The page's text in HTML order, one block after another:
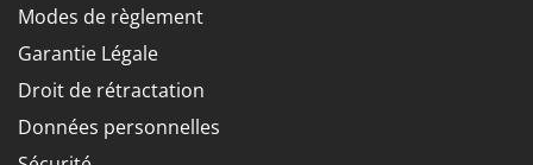
Modes de règlement
Garantie Légale
Droit de rétractation
Données personnelles